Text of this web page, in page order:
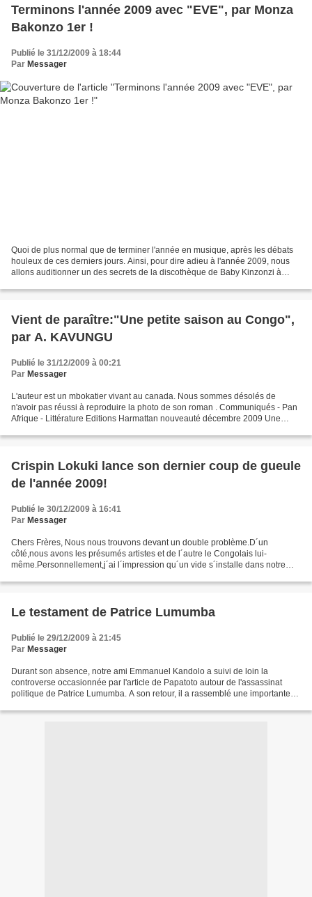
Terminons l'année 2009 avec "EVE", par Monza
Bakonzo 1er !
Publié le 31/12/2009 à 18:44
Par Messager
Quoi de plus normal que de terminer l'année en musique, après les débats
houleux de ces derniers jours. Ainsi, pour dire adieu à l'année 2009, nous
allons auditionner un des secrets de la discothèque de Baby Kinzonzi à
Vient de paraître:"Une petite saison au Congo",
par A. KAVUNGU
Publié le 31/12/2009 à 00:21
Par Messager
L'auteur est un mbokatier vivant au canada. Nous sommes désolés de
n'avoir pas réussi à reproduire la photo de son roman . Communiqués - Pan
Afrique - Littérature Editions Harmattan nouveauté décembre 2009 Une
Crispin Lokuki lance son dernier coup de gueule
de l'année 2009!
Publié le 30/12/2009 à 16:41
Par Messager
Chers Frères, Nous nous trouvons devant un double problème.D´un
côté,nous avons les présumés artistes et de l´autre le Congolais lui-
même.Personnellement,j´ai l´impression qu´un vide s´installe dans notre
Le testament de Patrice Lumumba
Publié le 29/12/2009 à 21:45
Par Messager
Durant son absence, notre ami Emmanuel Kandolo a suivi de loin la
controverse occasionnée par l'article de Papatoto autour de l'assassinat
politique de Patrice Lumumba. A son retour, il a rassemblé une importante